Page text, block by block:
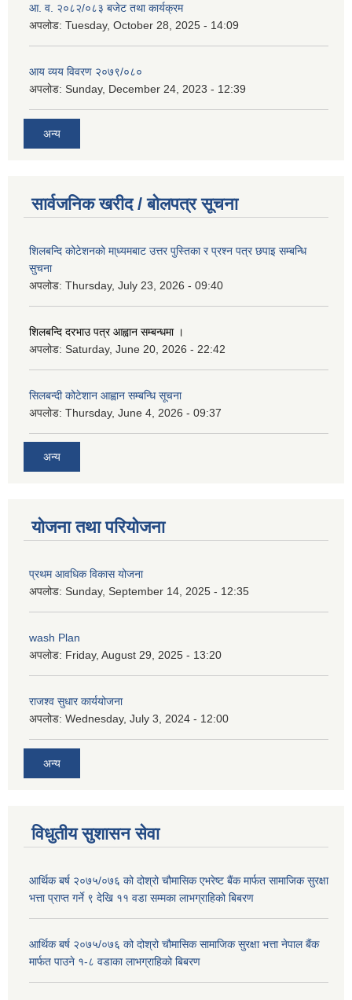
आ. व. २०८२/०८३ बजेट तथा कार्यक्रम
अपलोड: Tuesday, October 28, 2025 - 14:09
आय व्यय विवरण २०७९/०८०
अपलोड: Sunday, December 24, 2023 - 12:39
अन्य
सार्वजनिक खरीद / बोलपत्र सूचना
शिलबन्दि कोटेशनको मा्ध्यमबाट उत्तर पुस्तिका र प्रश्न पत्र छपाइ सम्बन्धि
सुचना
अपलोड: Thursday, July 23, 2026 - 09:40
शिलबन्दि दरभाउ पत्र आह्वान सम्बन्धमा ।
अपलोड: Saturday, June 20, 2026 - 22:42
सिलबन्दी कोटेशान आह्वान सम्बन्धि सूचना
अपलोड: Thursday, June 4, 2026 - 09:37
अन्य
योजना तथा परियोजना
प्रथम आवधिक विकास योजना
अपलोड: Sunday, September 14, 2025 - 12:35
wash Plan
अपलोड: Friday, August 29, 2025 - 13:20
राजश्व सुधार कार्ययोजना
अपलोड: Wednesday, July 3, 2024 - 12:00
अन्य
विधुतीय सुशासन सेवा
आर्थिक बर्ष २०७५/०७६ को दोश्रो चौमासिक एभरेष्ट बैंक मार्फत सामाजिक सुरक्षा
भत्ता प्राप्त गर्ने ९ देखि ११ वडा सम्मका लाभग्राहिको बिबरण
आर्थिक बर्ष २०७५/०७६ को दोश्रो चौमासिक सामाजिक सुरक्षा भत्ता नेपाल बैंक
मार्फत पाउने १-८ वडाका लाभग्राहिको बिबरण